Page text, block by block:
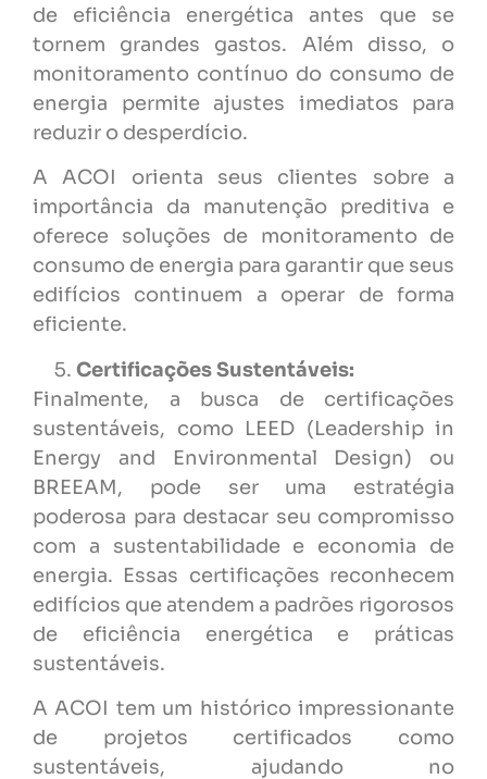
de eficiência energética antes que se
tornem grandes gastos. Além disso, o
monitoramento contínuo do consumo de
energia permite ajustes imediatos para
reduzir o desperdício.
A ACOI orienta seus clientes sobre a
importância da manutenção preditiva e
oferece soluções de monitoramento de
consumo de energia para garantir que seus
edifícios continuem a operar de forma
eficiente.
Certificações Sustentáveis:
Finalmente, a busca de certificações
sustentáveis, como LEED (Leadership in
Energy and Environmental Design) ou
BREEAM, pode ser uma estratégia
poderosa para destacar seu compromisso
com a sustentabilidade e economia de
energia. Essas certificações reconhecem
edifícios que atendem a padrões rigorosos
de eficiência energética e práticas
sustentáveis.
A ACOI tem um histórico impressionante
de projetos certificados como
sustentáveis, ajudando no